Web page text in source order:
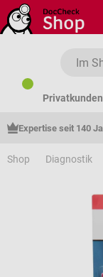
Zum Hauptinhalt
Privatkunden
Expertise seit 140
Shop Diagnostik